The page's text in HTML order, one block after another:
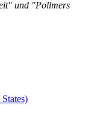
und "Pollmers